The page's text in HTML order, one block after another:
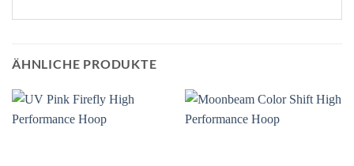
ÄHNLICHE PRODUKTE